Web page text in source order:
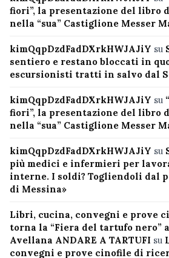
fiori”, la presentazione del libro
nella “sua” Castiglione Messer
kimQqpDzdFadDXrkHWJAJiY su
sentiero e restano bloccati in
escursionisti tratti in salvo dal
kimQqpDzdFadDXrkHWJAJiY su
fiori”, la presentazione del libro
nella “sua” Castiglione Messer
kimQqpDzdFadDXrkHWJAJiY su
più medici e infermieri per
interne. I soldi? Togliendoli dal
di Messina»
Libri, cucina, convegni e prove
torna la “Fiera del tartufo nero”
Avellana ANDARE A TARTUFI su
convegni e prove cinofile di